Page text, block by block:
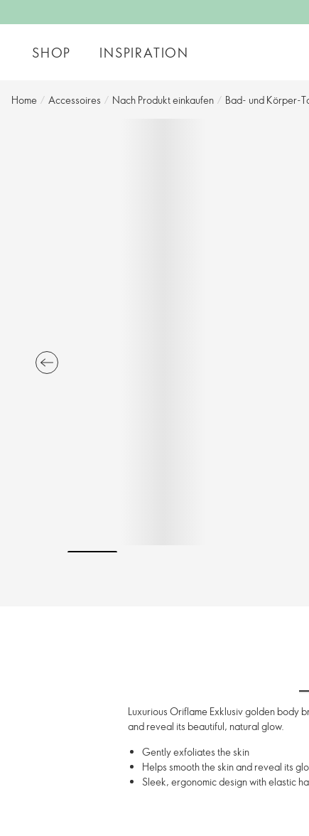
SHOP INSPIRATION
Home / Accessoires / Nach Produkt einkaufen / Bad- und Körper-
Luxurious Oriflame Exklusiv golden body
and reveal its beautiful, natural glow.
Gently exfoliates the skin
Helps smooth the skin and reveal its
Sleek, ergonomic design with elastic